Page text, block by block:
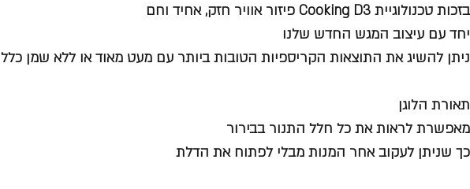
בזכות טכנולוגיית Cooking D3 פיזור אוויר חזק, אחיד וחם
יחד עם עיצוב המגש החדש שלנו
ניתן להשיג את התוצאות הקריספיות הטובות ביותר עם מעט מאוד או ללא שמן כלל
תאורת הלוגן
מאפשרת לראות את כל חלל התנור בבירור
כך שניתן לעקוב אחר המנות מבלי לפתוח את הדלת